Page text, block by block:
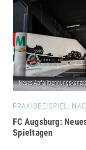
PRAXISBEISPIEL:
FC Augsburg:
Spieltagen